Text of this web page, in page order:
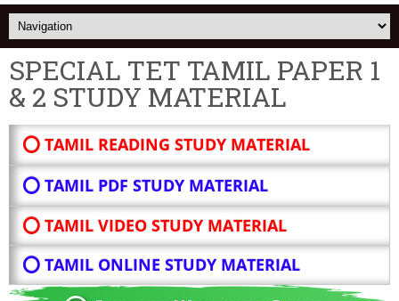
SPECIAL TET TAMIL PAPER 1
& 2 STUDY MATERIAL
⭕ TAMIL READING STUDY MATERIAL
⭕ TAMIL PDF STUDY MATERIAL
⭕ TAMIL VIDEO STUDY MATERIAL
⭕ TAMIL ONLINE STUDY MATERIAL